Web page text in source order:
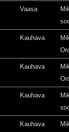
Vaasa
Kauhava
Kauhava
Kauhava
Kauhava